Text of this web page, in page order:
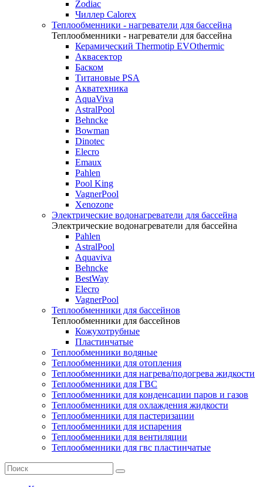
Zodiac
Чиллер Calorex
Теплообменники - нагреватели для бассейна
Теплообменники - нагреватели для бассейна
Керамический Thermotip EVOthermic
Аквасектор
Баском
Титановые PSA
Акватехника
AquaViva
AstralPool
Behncke
Bowman
Dinotec
Elecro
Emaux
Pahlen
Pool King
VagnerPool
Xenozone
Электрические водонагреватели для бассейна
Электрические водонагреватели для бассейна
Pahlen
AstralPool
Aquaviva
Behncke
BestWay
Elecro
VagnerPool
Теплообменники для бассейнов
Теплообменники для бассейнов
Кожухотрубные
Пластинчатые
Теплообменники водяные
Теплообменники для отопления
Теплообменники для нагрева/подогрева жидкости
Теплообменники для ГВС
Теплообменники для конденсации паров и газов
Теплообменники для охлаждения жидкости
Теплообменники для пастеризации
Теплообменники для испарения
Теплообменники для вентиляции
Теплообменники для гвс пластинчатые